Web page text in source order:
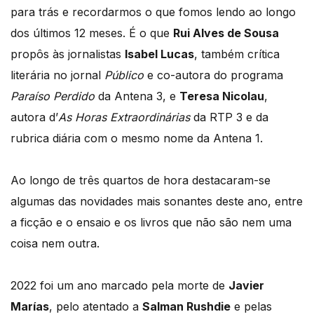
para trás e recordarmos o que fomos lendo ao longo
dos últimos 12 meses. É o que Rui Alves de Sousa
propôs às jornalistas Isabel Lucas, também crítica
literária no jornal Público e co-autora do programa
Paraíso Perdido da Antena 3, e Teresa Nicolau,
autora d’As Horas Extraordinárias da RTP 3 e da
rubrica diária com o mesmo nome da Antena 1.
Ao longo de três quartos de hora destacaram-se
algumas das novidades mais sonantes deste ano, entre
a ficção e o ensaio e os livros que não são nem uma
coisa nem outra.
2022 foi um ano marcado pela morte de Javier
Marías, pelo atentado a Salman Rushdie e pelas